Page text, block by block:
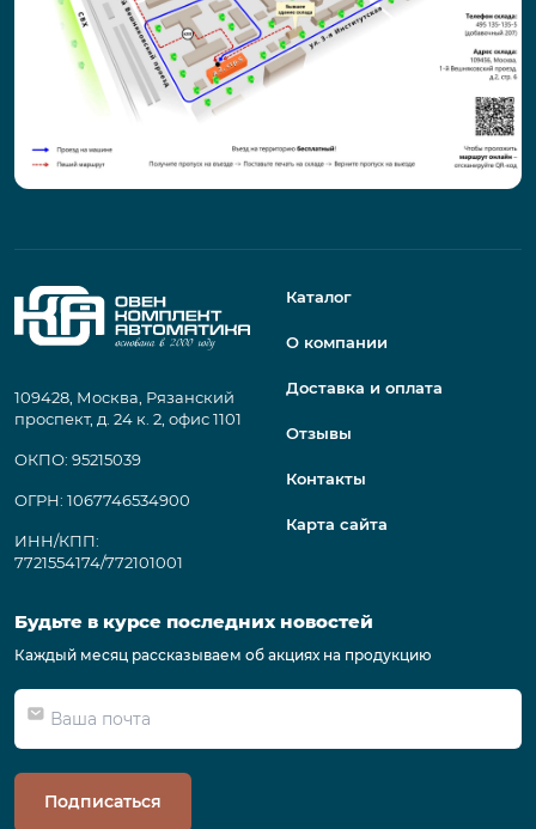
109428, Москва, Рязанский
проспект, д. 24 к. 2, офис 1101
ОКПО: 95215039
ОГРН: 1067746534900
ИНН/КПП:
7721554174/772101001
Каталог
О компании
Доставка и оплата
Отзывы
Контакты
Карта сайта
Будьте в курсе последних новостей
Каждый месяц рассказываем об акциях на продукцию
Подписаться